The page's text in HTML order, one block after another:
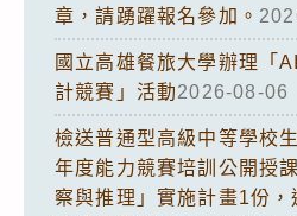
章，請踴躍報名參加。
國立高雄餐旅大學辦理「
計競賽」活動2026-08-06
檢送普通型高級中等學校
年度能力競賽培訓公開授
察與推理」實施計畫1份